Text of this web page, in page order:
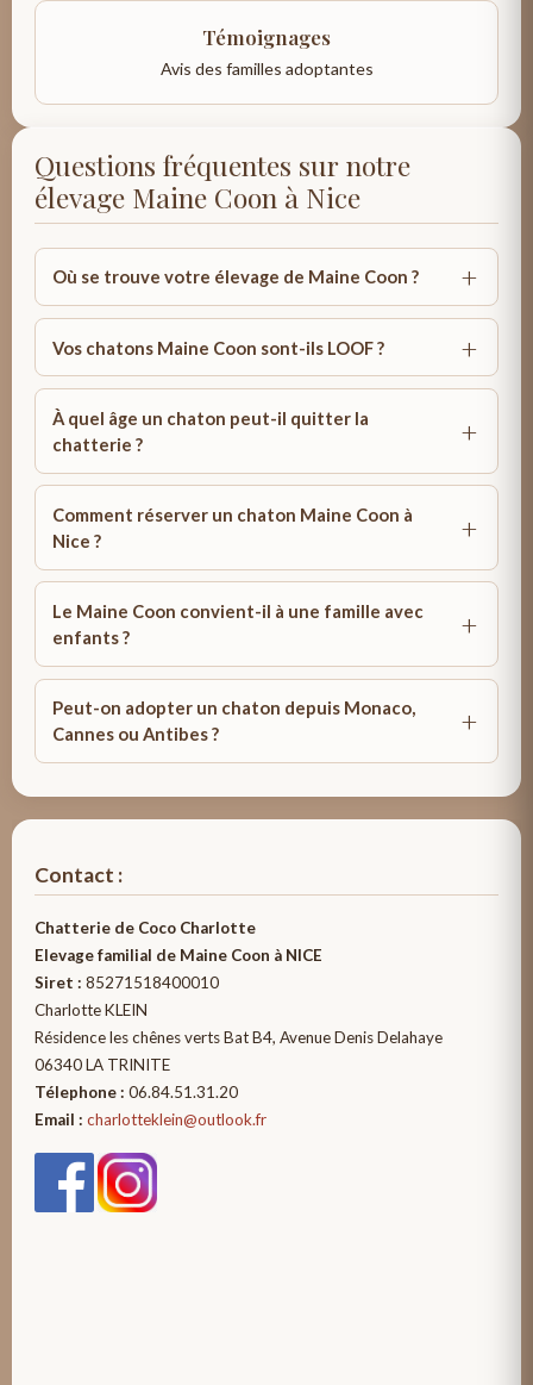
Témoignages
Avis des familles adoptantes
Questions fréquentes sur notre
élevage Maine Coon à Nice
Où se trouve votre élevage de Maine Coon ?
Vos chatons Maine Coon sont-ils LOOF ?
À quel âge un chaton peut-il quitter la
chatterie ?
Comment réserver un chaton Maine Coon à
Nice ?
Le Maine Coon convient-il à une famille avec
enfants ?
Peut-on adopter un chaton depuis Monaco,
Cannes ou Antibes ?
Contact :
Chatterie de Coco Charlotte
Elevage familial de Maine Coon à NICE
Siret : 85271518400010
Charlotte KLEIN
Résidence les chênes verts Bat B4, Avenue Denis Delahaye
06340 LA TRINITE
Télephone : 06.84.51.31.20
Email : charlotteklein@outlook.fr